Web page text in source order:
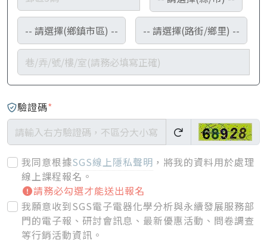
驗證碼*
我同意根據SGS線上隱私聲明 ，將我的資料用於處理
線上課程報名 。
請務必勾選才能送出報名
我願意收到SGS電子電器化學分析與永續發展服務部
門的電子報、研討會訊息、最新優惠活動、問卷調查
等行銷活動資訊。